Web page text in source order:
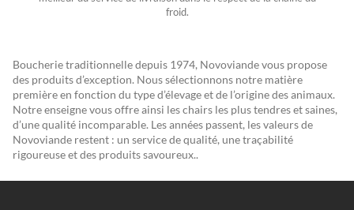
froid.
Boucherie traditionnelle depuis 1974, Novoviande vous propose
des produits d’exception. Nous sélectionnons notre matière
première en fonction du type d’élevage et de l’origine des animaux.
Notre enseigne vous offre ainsi les chairs les plus tendres et saines,
d’une qualité incomparable. Les années passent, les valeurs de
Novoviande restent : un service de qualité, une traçabilité
rigoureuse et des produits savoureux..